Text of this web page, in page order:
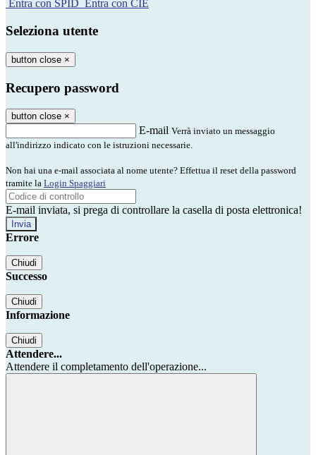
Entra con SPID Entra con CIE
Seleziona utente
button close ×
Recupero password
button close ×
E-mail Verrà inviato un messaggio
all'indirizzo indicato con le istruzioni necessarie.
Non hai una e-mail associata al nome utente? Effettua il reset della password
tramite la Login Spaggiari
E-mail inviata, si prega di controllare la casella di posta elettronica!
Errore
Chiudi
Successo
Chiudi
Informazione
Chiudi
Attendere...
Attendere il completamento dell'operazione...